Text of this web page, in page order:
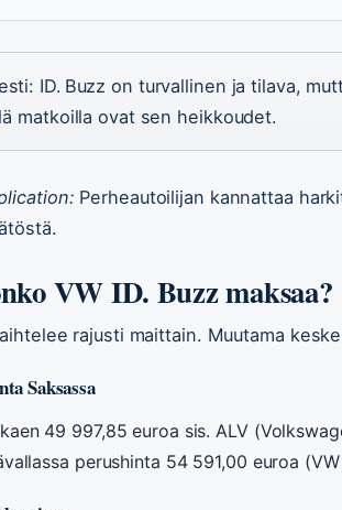
ID. Buzz on turvallinen ja tilava,
matkoilla ovat sen heikkoudet.
Perheautoilijan kannattaa
VW ID. Buzz maksaa?
rajusti maittain. Muutama
Saksassa
49 997,85 euroa sis. ALV
perushinta 54 591,00 euroa